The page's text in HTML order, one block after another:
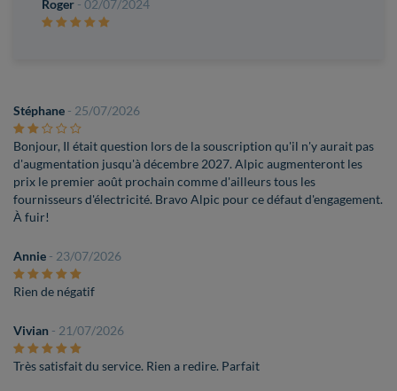
Roger - 02/07/2024
Stéphane - 25/07/2026
Bonjour, Il était question lors de la souscription qu'il n'y aurait pas
d'augmentation jusqu'à décembre 2027. Alpic augmenteront les
prix le premier août prochain comme d'ailleurs tous les
fournisseurs d'électricité. Bravo Alpic pour ce défaut d'engagement.
À fuir!
Annie - 23/07/2026
Rien de négatif
Vivian - 21/07/2026
Très satisfait du service. Rien a redire. Parfait